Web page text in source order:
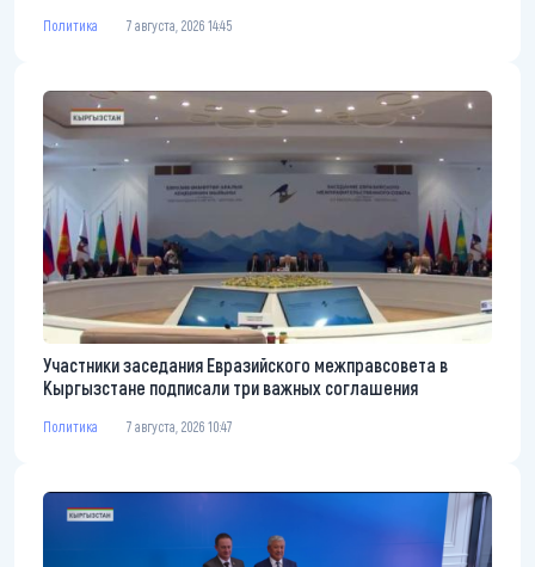
Политика 7 августа, 2026 14:45
Участники заседания Евразийского межправсовета в
Кыргызстане подписали три важных соглашения
Политика 7 августа, 2026 10:47